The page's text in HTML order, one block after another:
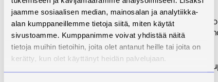
jaamme sosiaalisen median, mainosalan ja analytiikka-
alan kumppaneillemme tietoja siitä, miten käytät
sivustoamme. Kumppanimme voivat yhdistää näitä
tietoja muihin tietoihin, joita olet antanut heille tai joita on
kerätty, kun olet käyttänyt heidän palvelujaan.
universities.
- To implement
pilot basis the
of autonomy.
- To establish a
Consulting